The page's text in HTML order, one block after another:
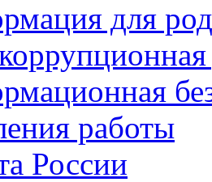
для
работы
России